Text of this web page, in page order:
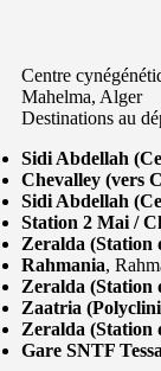
Centre
Mahelma, Alger
Destinations au
Sidi Abdellah
Chevalley (vers
Sidi Abdellah
Station 2 Mai /
Zeralda (Station
Rahmania,
Zeralda (Station
Zaatria
Zeralda (Station
Gare SNTF